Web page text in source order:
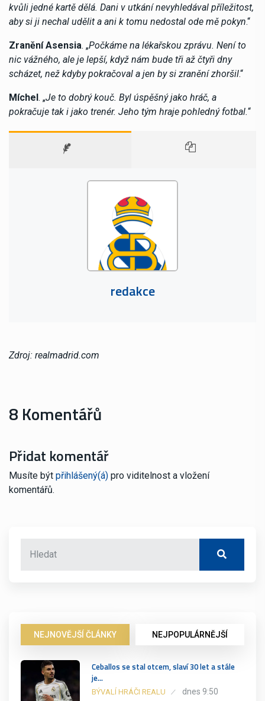
kvůli jedné kartě dělá. Dani v utkání nevyhledával příležitost,
aby si ji nechal udělit a ani k tomu nedostal ode mě pokyn.“
Zranění Asensia. „Počkáme na lékařskou zprávu. Není to
nic vážného, ale je lepší, když nám bude tři až čtyři dny
scházet, než kdyby pokračoval a jen by si zranění zhoršil.“
Míchel. „Je to dobrý kouč. Byl úspěšný jako hráč, a
pokračuje tak i jako trenér. Jeho tým hraje pohledný fotbal.“
redakce
Zdroj: realmadrid.com
8 Komentářů
Přidat komentář
Musíte být přihlášený(á) pro viditelnost a vložení
komentářů.
NEJNOVĚJŠÍ ČLÁNKY NEJPOPULÁRNĚJŠÍ
Ceballos se stal otcem, slaví 30 let a stále
je…
BÝVALÍ HRÁČI REALU dnes 9:50